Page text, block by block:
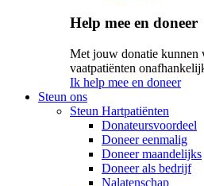
Help mee en doneer
Met jouw donatie kunnen
vaatpatiënten
Ik help mee en doneer
Steun ons
Steun Hartpatiënten
Donateursvoordeel
Doneer eenmalig
Doneer maandelijks
Doneer als bedrijf
Nalatenschap